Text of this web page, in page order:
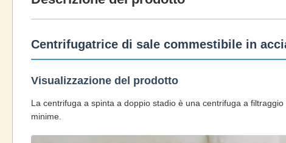
Centrifugatrice di sale commestibile in
Visualizzazione del prodotto
La centrifuga a spinta a doppio stadio è una centrifuga a
minime.